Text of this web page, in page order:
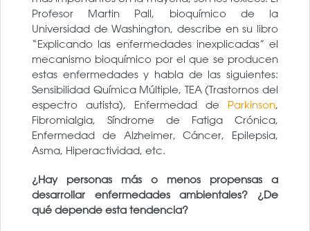
Profesor Martin Pall, bioquímico de la
Universidad de Washington, describe en su libro
“Explicando las enfermedades inexplicadas” el
mecanismo bioquímico por el que se producen
estas enfermedades y habla de las siguientes:
Sensibilidad Química Múltiple, TEA (Trastornos del
espectro autista), Enfermedad de Parkinson,
Fibromialgia, Síndrome de Fatiga Crónica,
Enfermedad de Alzheimer, Cáncer, Epilepsia,
Asma, Hiperactividad, etc.
¿Hay personas más o menos propensas a
desarrollar enfermedades ambientales? ¿De
qué depende esta tendencia?